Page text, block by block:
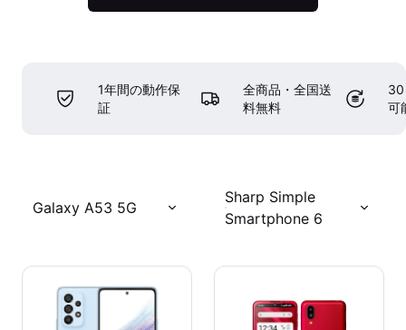
1年間の動作保
証
全商品・全国送
料無料
30
可
Galaxy A53 5G
Sharp Simple
Smartphone 6